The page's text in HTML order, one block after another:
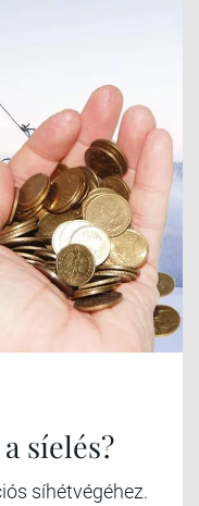
síelés?
síhétvégéhez.